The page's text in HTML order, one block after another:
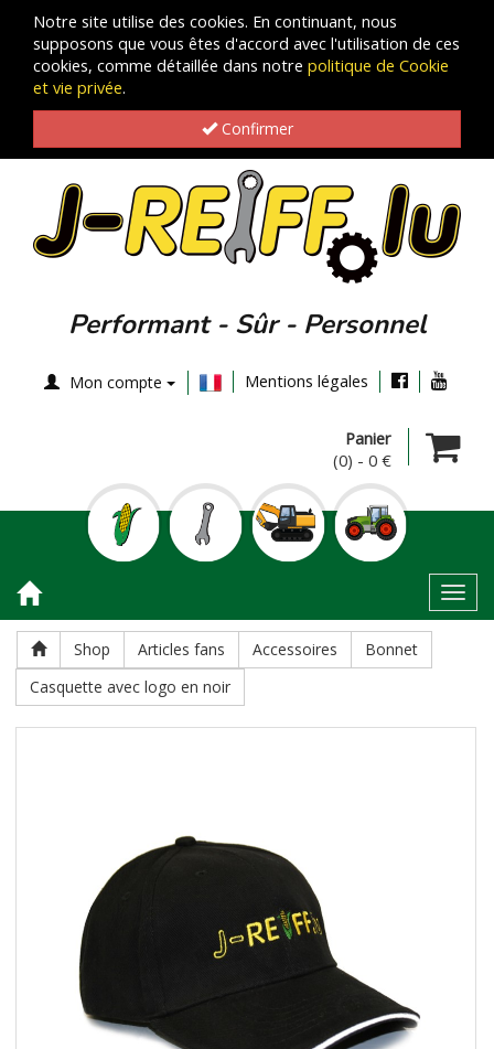
Notre site utilise des cookies. En continuant, nous
supposons que vous êtes d'accord avec l'utilisation de ces
cookies, comme détaillée dans notre politique de Cookie
et vie privée.
Confirmer
Performant - Sûr - Personnel
Mon compte Mentions légales
Panier
(0) - 0 €
Shop Articles fans Accessoires
Bonnet
Casquette avec logo en noir